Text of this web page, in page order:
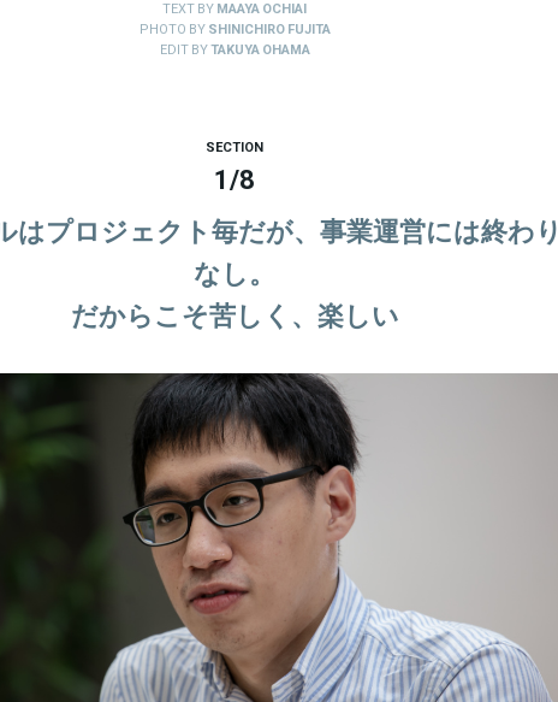
TEXT BYMAAYA OCHIAI
PHOTO BYSHINICHIRO FUJITA
EDIT BYTAKUYA OHAMA
SECTION
1/8
はプロジェクト毎だが、事業運営には終わり
なし。
だからこそ苦しく、楽しい